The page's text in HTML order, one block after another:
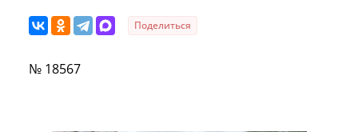
Поделиться
№ 18567